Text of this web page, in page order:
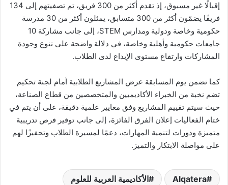
إقبالًا غير مسبوق، إذ تقدم أكثر من 300 فريق، تم تصفيتهم إلى 134
فريقًا يضمّون أكثر من 300 متسابق، يمثلون أكثر من 30 مدرسة
حكومية وخاصة ودولية ومدارس STEM، إلى جانب مشاركة 10
جامعات حكومية وأهلية وخاصة، في دلالة واضحة على تنوع وجودة
المشاركات وارتفاع مستوى الإبداع لدى الطلاب.
كما تضمن يوم المسابقة عرض المشاريع الطلابية أمام لجنة تحكيم
تضم نخبة من الخبراء الأكاديميين والمتخصصين من قطاع الصناعة،
حيث سيتم تقييم المشاريع وفق معايير علمية دقيقة، على أن يتم في
ختام الفعاليات إعلان الفرق الفائزة، إلى جانب توفير فرص تدريبية
متميزة ودورات لتنمية المهارات، دعمًا لمسيرة الطلاب وتحفيزًا لهم
على مواصلة الابتكار والتميز.
Alqatera الأكاديمية العربية للعلوم